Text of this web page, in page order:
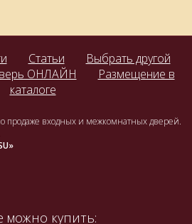
Статьи
Выбрать другой
ОНЛАЙН
Размещение в
каталоге
продаже входных и межкомнатных дверей.
можно купить: